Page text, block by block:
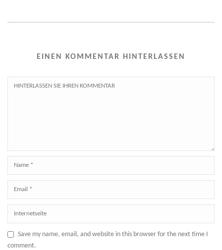
EINEN KOMMENTAR HINTERLASSEN
Save my name, email, and website in this browser for the next time I
comment.